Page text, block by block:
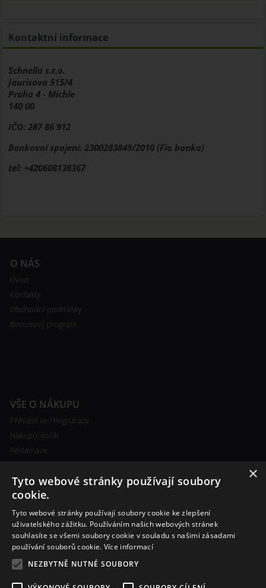
Kontaktní informace
Schnella s.r.o.
Jaurisova 515/4
Praha 4 - Michle
140 00
IČO: 287 86 912
Bankovní spojení: 2300283849/2010 (Fio banka)
tel: +420608138367
O NÁS
Úvod
Kontakty
Obchodní podmínky
Bonusový program
VŠE O NÁKUPU
Přihlásit se / Registrace
Nákupní košík
Reklamace
Certifikáty
RYCHLÝ KONTAKT
+420 608 138 367
×
Tyto webové stránky používají soubory
cookie.
Tyto webové stránky používají soubory cookie ke zlepšení
uživatelského zážitku. Používáním našich webových stránek
souhlasíte se všemi soubory cookie v souladu s našimi zásadami
používání souborů cookie. Více informací
NEZBYTNĚ NUTNÉ SOUBORY